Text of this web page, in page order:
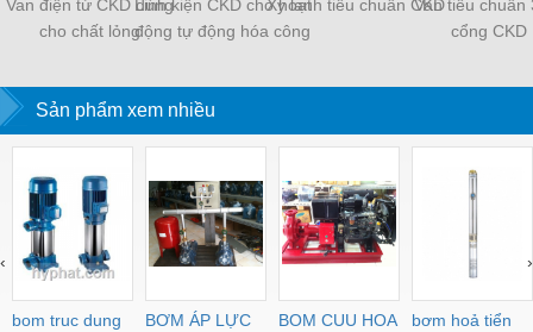
Van điện từ CKD dùng
cho chất lỏng
Linh kiện CKD cho hoạt
động tự động hóa công
Xy lanh tiêu chuẩn CKDVan tiêu chuẩn
cổng CKD
Sản phẩm xem nhiều
bom truc dung
BƠM ÁP LỰC
BOM CUU HOA
bơm hoả tiển
‹ ›